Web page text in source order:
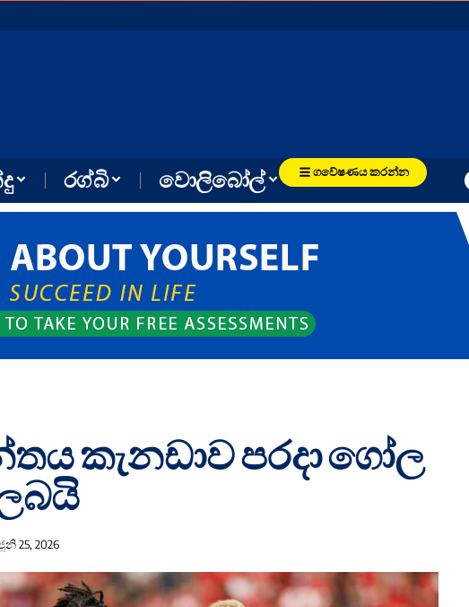
රග්බි වොලිබෝල් ගවේෂණය කරන්න
කැනඩාව පරදා ගෝල
25, 2026